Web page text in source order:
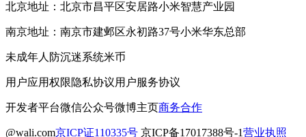
北京地址：北京市昌平区安居路小米智慧产业园
南京地址：南京市建邺区永初路37号小米华东总部
未成年人防沉迷系统米币
用户应用权限隐私协议用户服务协议
开发者平台微信公众号微博主页商务合作
@wali.com京ICP证110335号 京ICP备17017388号-1营业执照